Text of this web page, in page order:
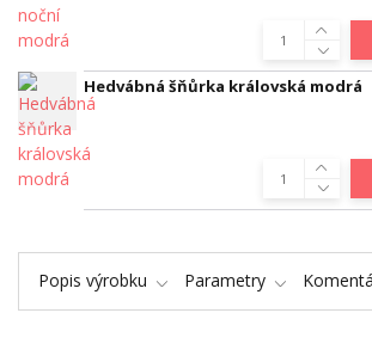
Hedvábná šňůrka královská modrá
Popis výrobku Parametry